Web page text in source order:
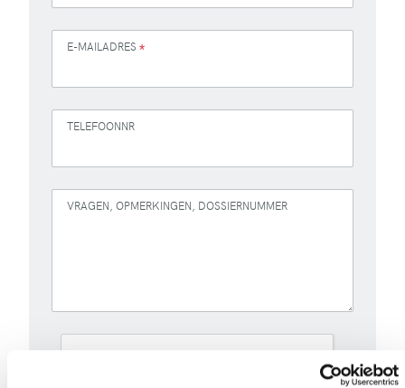
E-MAILADRES *
TELEFOONNR
VRAGEN, OPMERKINGEN, DOSSIERNUMMER